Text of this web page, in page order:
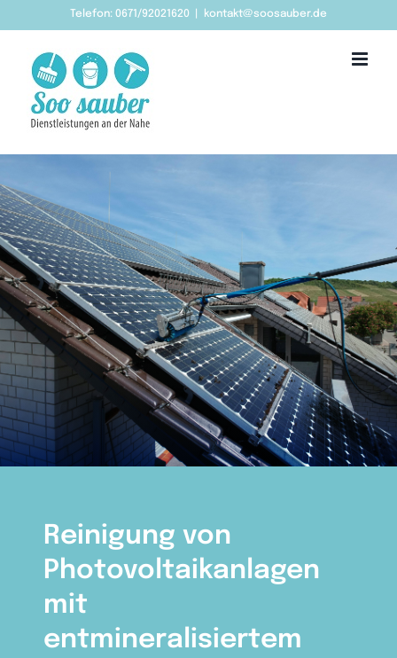
springen
Telefon: 0671/92021620 kontakt@soosauber.de
Reinigung von
Photovoltaikanlagen
mit
entmineralisiertem